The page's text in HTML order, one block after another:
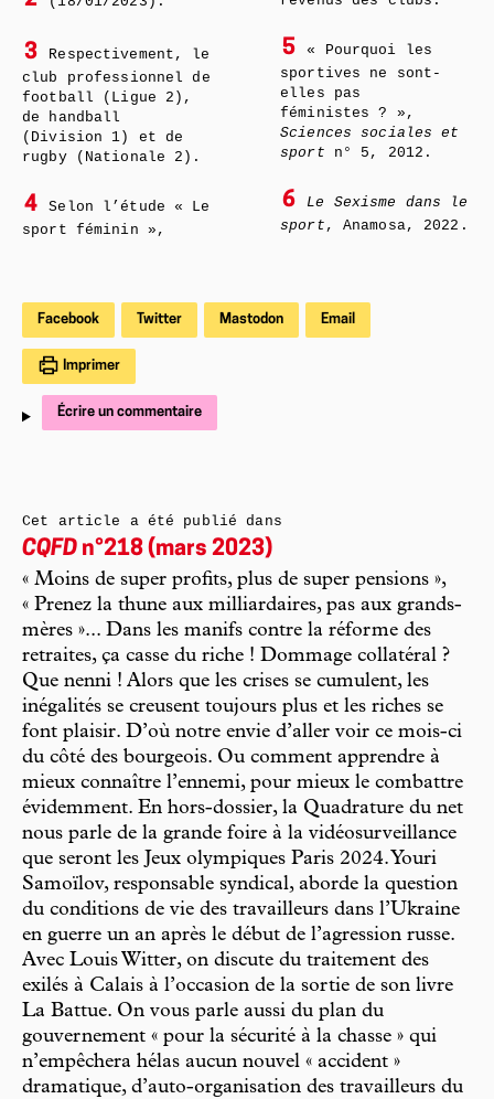
3
Respectivement, le
club professionnel de
football (Ligue 2),
de handball
(Division 1) et de
rugby (Nationale 2).
4
Selon l’étude « Le
sport féminin »,
5
« Pourquoi les
sportives ne sont-
elles pas
féministes ? »,
Sciences sociales et
sport n° 5, 2012.
6
Le Sexisme dans le
sport , Anamosa, 2022.
Facebook Twitter Mastodon Email
Imprimer
Écrire un commentaire
Cet article a été publié dans
CQFD n°218 (mars 2023)
« Moins de super profits, plus de super pensions »,
« Prenez la thune aux milliardaires, pas aux grands-
mères »... Dans les manifs contre la réforme des
retraites, ça casse du riche ! Dommage collatéral ?
Que nenni ! Alors que les crises se cumulent, les
inégalités se creusent toujours plus et les riches se
font plaisir. D’où notre envie d’aller voir ce mois-ci
du côté des bourgeois. Ou comment apprendre à
mieux connaître l’ennemi, pour mieux le combattre
évidemment. En hors-dossier, la Quadrature du net
nous parle de la grande foire à la vidéosurveillance
que seront les Jeux olympiques Paris 2024. Youri
Samoïlov, responsable syndical, aborde la question
du conditions de vie des travailleurs dans l’Ukraine
en guerre un an après le début de l’agression russe.
Avec Louis Witter, on discute du traitement des
exilés à Calais à l’occasion de la sortie de son livre
La Battue. On vous parle aussi du plan du
gouvernement « pour la sécurité à la chasse » qui
n’empêchera hélas aucun nouvel « accident »
dramatique, d’auto-organisation des travailleurs du